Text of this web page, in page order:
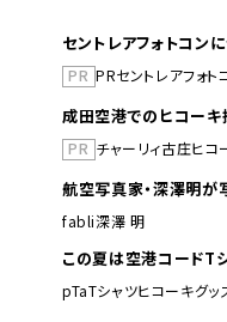
セントレアフォトコン
PR PRセントレアフォト
成田空港でのヒコーキ
PR チャーリィ古庄ヒコ
航空写真家・深澤明が
fabli深澤 明
pTaTシャツヒコーキグッ